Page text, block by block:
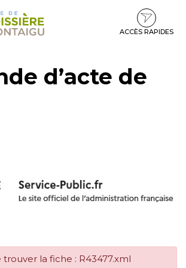
ACCÈS RAPIDES
d’acte de
la fiche : R43477.xml